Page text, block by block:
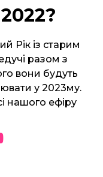
Рік із старим
разом з
вони будуть
у 2023му.
нашого ефіру